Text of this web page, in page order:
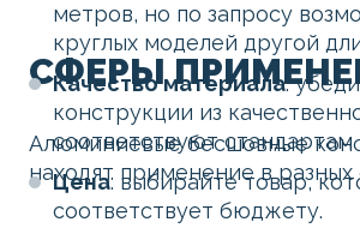
метров, но по запросу
круглых моделей другой
Качество материала:
конструкции из
соответствуют
Цена: выбирайте товар,
соответствует бюджету.
СФЕРЫ
Алюминиевые бесшовные
находят применение в разных